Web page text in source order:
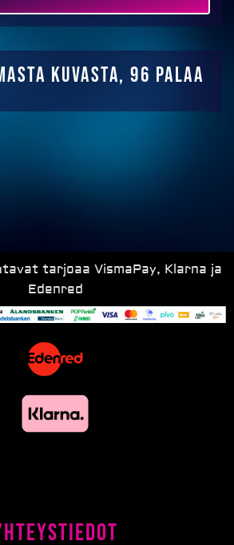
kuvasta, 96 palaa
tarjoaa VismaPay, Klarna ja
Edenred